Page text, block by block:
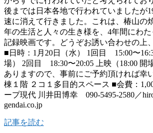
後までは日本各地で行われていましたが
速に消えて行きました。これは、椿山の
年の生活と人々の生き様を、4年間にわ
記録映画です。どうぞお誘い合わせの上
■日時：1月20日（水） 1回目 15:00〜
場） 2回目 18:30〜20:05 上映（18:00 開
ありますので、事前にご予約頂ければ幸
棟１階 ２コ１多目的スペース ■会費：
ープ現代 川井田博幸 090-5495-2580／
gendai.co.jp
記事を読む